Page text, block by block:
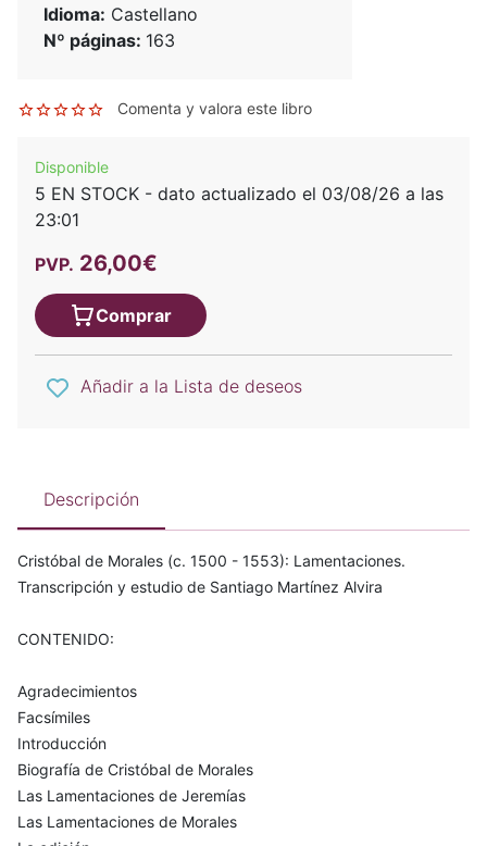
Idioma: Castellano
Nº páginas: 163
Comenta y valora este libro
Disponible
5 EN STOCK - dato actualizado el 03/08/26 a las
23:01
PVP. 26,00€
Comprar
Añadir a la Lista de deseos
Descripción
Cristóbal de Morales (c. 1500 - 1553): Lamentaciones.
Transcripción y estudio de Santiago Martínez Alvira
CONTENIDO:
Agradecimientos
Facsímiles
Introducción
Biografía de Cristóbal de Morales
Las Lamentaciones de Jeremías
Las Lamentaciones de Morales